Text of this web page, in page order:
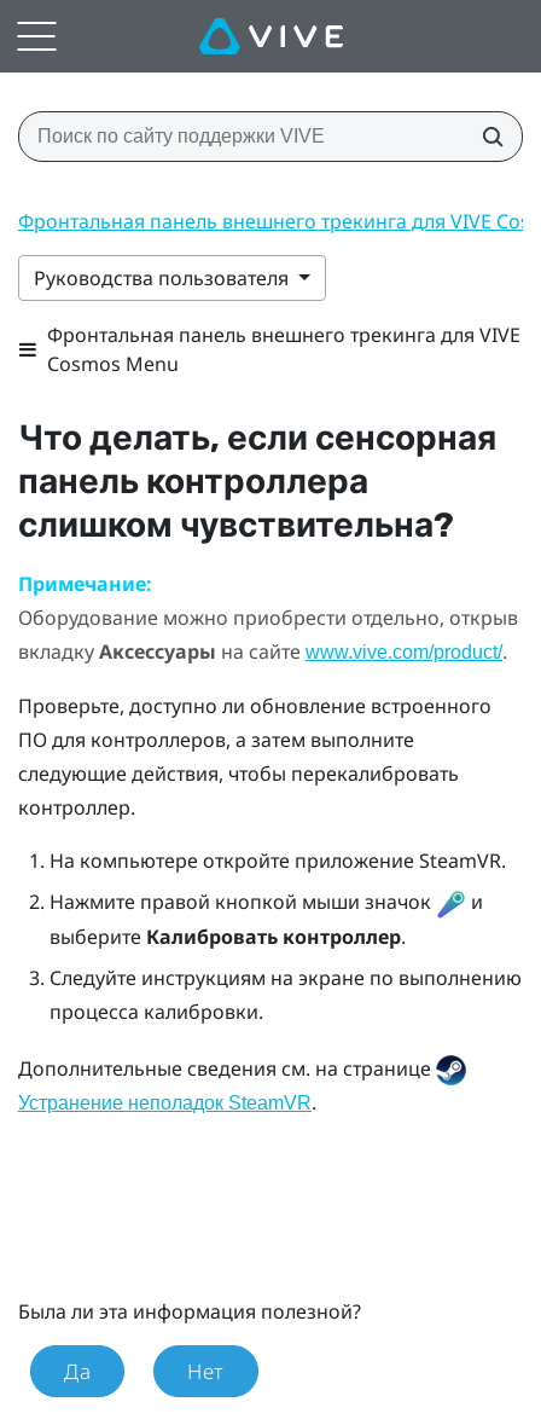
Фронтальная панель внешнего трекинга для VIVE
Руководства пользователя
Фронтальная панель внешнего трекинга для VIVE
Cosmos Menu
Что делать, если сенсорная
панель контроллера
слишком чувствительна?
Примечание:
Оборудование можно приобрести отдельно, открыв
вкладкуАксессуары на сайте www.vive.com/product/.
Проверьте, доступно ли обновление встроенного
ПО для контроллеров, а затем выполните
следующие действия, чтобы перекалибровать
контроллер.
На компьютере откройте приложение SteamVR.
Нажмите правой кнопкой мыши значок
и
выберите Калибровать контроллер.
Следуйте инструкциям на экране по выполнению
процесса калибровки.
Дополнительные сведения см. на странице
Устранение неполадок SteamVR.
Была ли эта информация полезной?
Да Нет